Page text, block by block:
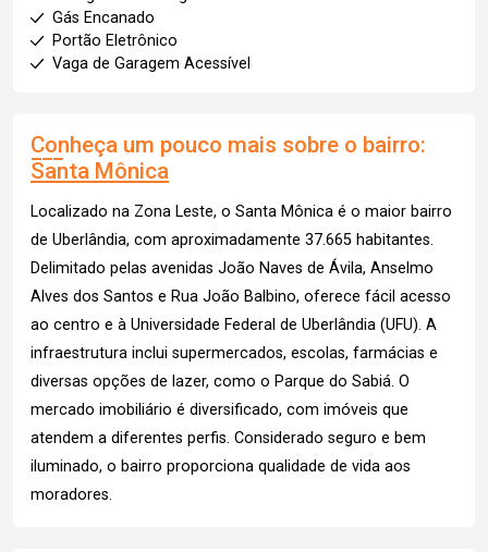
Gás Encanado
Portão Eletrônico
Vaga de Garagem Acessível
Conheça um pouco mais sobre o bairro:
Santa Mônica
Localizado na Zona Leste, o Santa Mônica é o maior bairro
de Uberlândia, com aproximadamente 37.665 habitantes.
Delimitado pelas avenidas João Naves de Ávila, Anselmo
Alves dos Santos e Rua João Balbino, oferece fácil acesso
ao centro e à Universidade Federal de Uberlândia (UFU). A
infraestrutura inclui supermercados, escolas, farmácias e
diversas opções de lazer, como o Parque do Sabiá. O
mercado imobiliário é diversificado, com imóveis que
atendem a diferentes perfis. Considerado seguro e bem
iluminado, o bairro proporciona qualidade de vida aos
moradores.